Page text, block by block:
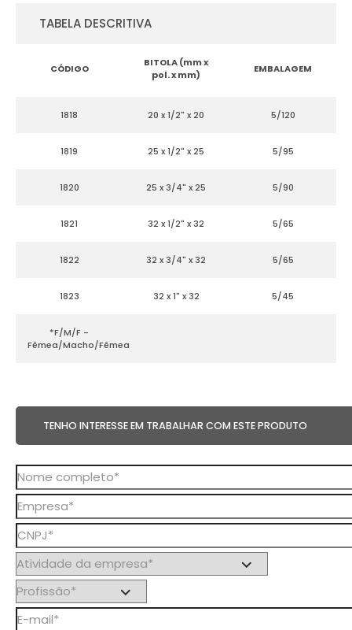
TABELA DESCRITIVA
CÓDIGO
BITOLA (mm x
pol. x mm)
EMBALAGEM
1818 20 x 1/2" x 20 5/120
1819 25 x 1/2" x 25 5/95
1820 25 x 3/4" x 25 5/90
1821 32 x 1/2" x 32 5/65
1822 32 x 3/4" x 32 5/65
1823 32 x 1" x 32 5/45
*F/M/F -
Fêmea/Macho/Fêmea
TENHO INTERESSE EM TRABALHAR COM ESTE PRODUTO